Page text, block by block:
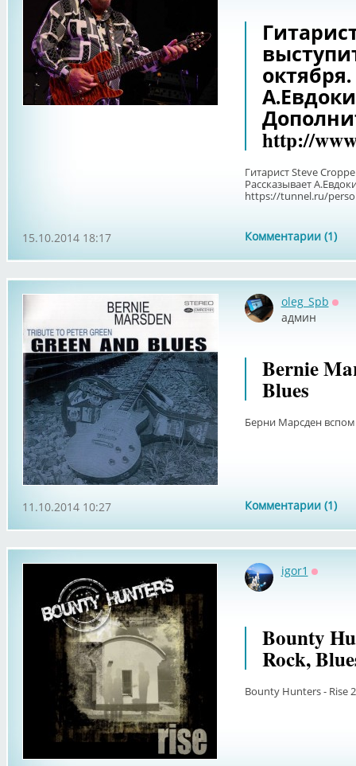
http://
Гитарист Steve
Рассказывает
https://tunnel.ru/
Комментарии (1)
15.10.2014 18:17
oleg_Spb
админ
Bernie
Blues
Берни Марсден
Комментарии (1)
11.10.2014 10:27
igor1
Bounty
Rock,
Bounty Hunters - Rise